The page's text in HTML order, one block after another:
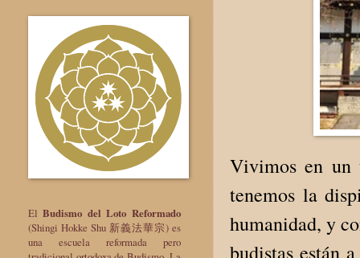
Vivimos en un
tenemos la
humanidad, y
budistas están
ElBudismo del Loto Reformado
(Shingi Hokke Shu 新義法華宗) es
una escuela reformada pero